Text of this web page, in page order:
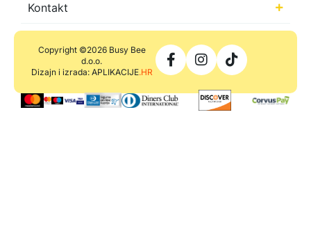
Kontakt
Copyright ©2026 Busy Bee
d.o.o.
Dizajn i izrada: APLIKACIJE.HR